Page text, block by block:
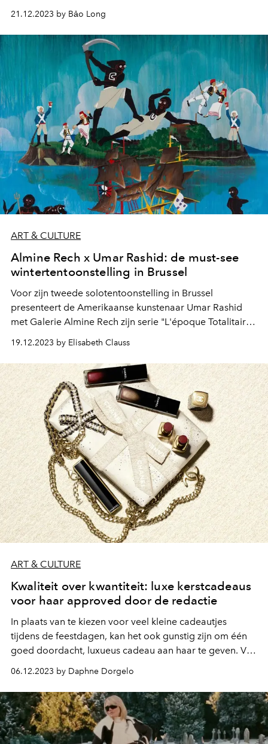
tussen de drukke planningen en het voorbereiden op
het ontvangen van vrienden?
21.12.2023 by Bảo Long
ART & CULTURE
Almine Rech x Umar Rashid: de must-see
wintertentoonstelling in Brussel
Voor zijn tweede solotentoonstelling in Brussel
presenteert de Amerikaanse kunstenaar Umar Rashid
met Galerie Almine Rech zijn serie "L'époque Totalitaire
part one". Een fantastisch epos dat het verleden anders
bekijkt om het heden te verkennen, onconventioneel en
geëngageerd.
19.12.2023 by Elisabeth Clauss
ART & CULTURE
Kwaliteit over kwantiteit: luxe kerstcadeaus
voor haar approved door de redactie
In plaats van te kiezen voor veel kleine cadeautjes
tijdens de feestdagen, kan het ook gunstig zijn om één
goed doordacht, luxueus cadeau aan haar te geven. Van
een gepersonaliseerde Dior parfumflacon tot een
limited edition uitgave van de Dyson Airwrap.
06.12.2023 by Daphne Dorgelo